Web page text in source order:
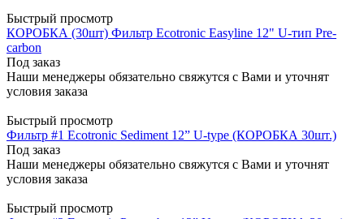
Быстрый просмотр
КОРОБКА (30шт) Фильтр Ecotronic Easyline 12" U-тип Pre-
carbon
Под заказ
Наши менеджеры обязательно свяжутся с Вами и уточнят
условия заказа
Быстрый просмотр
Фильтр #1 Ecotronic Sediment 12” U-type (КОРОБКА 30шт.)
Под заказ
Наши менеджеры обязательно свяжутся с Вами и уточнят
условия заказа
Быстрый просмотр